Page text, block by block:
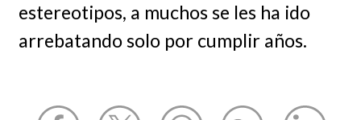
estereotipos, a muchos se les ha ido
arrebatando solo por cumplir años.